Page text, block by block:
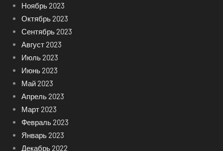
Ноябрь 2023
Октябрь 2023
Сентябрь 2023
Август 2023
Июль 2023
Июнь 2023
Май 2023
Апрель 2023
Март 2023
Февраль 2023
Январь 2023
Декабрь 2022